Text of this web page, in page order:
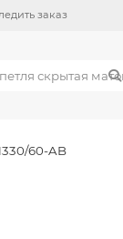
заказ
60-AB